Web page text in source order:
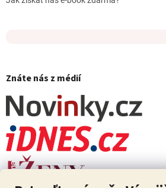
Znáte nás z médií